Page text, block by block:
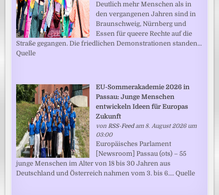
Deutlich mehr Menschen als in
den vergangenen Jahren sind in
Braunschweig, Nürnberg und
Essen für queere Rechte auf die
Straße gegangen. Die friedlichen Demonstrationen standen...
Quelle
EU-Sommerakademie 2026 in
Passau: Junge Menschen
entwickeln Ideen für Europas
Zukunft
vonRSS-Feedam 8. August 2026 um
03:00
Europäisches Parlament
[Newsroom] Passau (ots) – 55
junge Menschen im Alter von 18 bis 30 Jahren aus
Deutschland und Österreich nahmen vom 3. bis 6.... Quelle